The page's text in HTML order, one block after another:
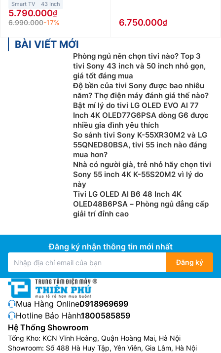
Smart TV 43 Inch
5.790.000
6.990.000-17% 6.750.000
BÀI VIẾT MỚI
Phòng ngủ nên chọn tivi nào? Top 3
tivi Sony 43 inch và 50 inch nhỏ gọn,
giá tốt đáng mua
Độ bền của tivi Sony được bao nhiêu
năm? Thợ điện máy đánh giá thế nào?
Bật mí lý do tivi LG OLED EVO AI 77
Inch 4K OLED77G6PSA dòng G6 được
nhiều gia đình yêu thích
So sánh tivi Sony K-55XR30M2 và LG
55QNED80BSA, tivi 55 inch nào đáng
mua hơn?
Nhà có người già, trẻ nhỏ hãy chọn tivi
Sony 55 inch 4K K-55S20M2 vì lý do
này
Tivi LG OLED AI B6 48 Inch 4K
OLED48B6PSA – Phòng ngủ đẳng cấp
giải trí đỉnh cao
Đăng ký nhận thông tin mới nhất
Đăng ký
Mua Hàng Online:0918969699
Hotline Bảo Hành:1800585859
Hệ Thống Showroom
Tổng Kho: KCN Vĩnh Hoàng, Quận Hoàng Mai, Hà Nội
Showroom: Số 488 Hà Huy Tập, Yên Viên, Gia Lâm, Hà Nội